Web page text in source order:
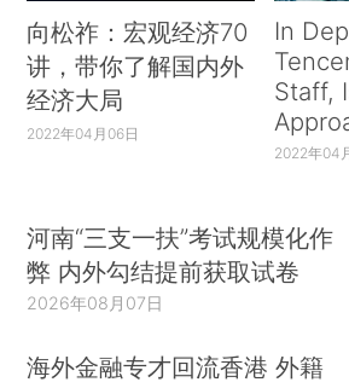
向松祚：宏观经济70
讲，带你了解国内外
经济大局
2022年04月06日
In
Staff,
2022年04
河南“三支一扶”考试规模化作
弊 内外勾结提前获取试卷
2026年08月07日
海外金融专才回流香港 外籍